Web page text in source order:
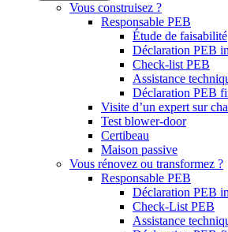
Vous construisez ?
Responsable PEB
Étude de faisabilité
Déclaration PEB
Check-list PEB
Assistance
Déclaration PEB
Visite d’un expert sur
Test blower-door
Certibeau
Maison passive
Vous rénovez ou transformez ?
Responsable PEB
Déclaration PEB
Check-List PEB
Assistance